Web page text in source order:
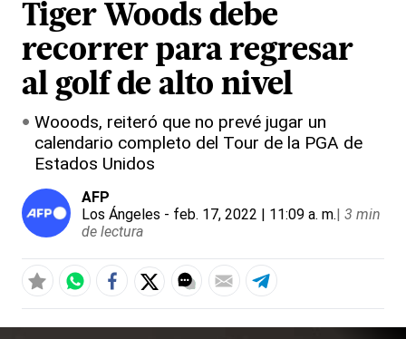
Tiger Woods debe
recorrer para regresar
al golf de alto nivel
Wooods, reiteró que no prevé jugar un
calendario completo del Tour de la PGA de
Estados Unidos
AFP
Los Ángeles - feb. 17, 2022 | 11:09 a. m.| 3 min
de lectura